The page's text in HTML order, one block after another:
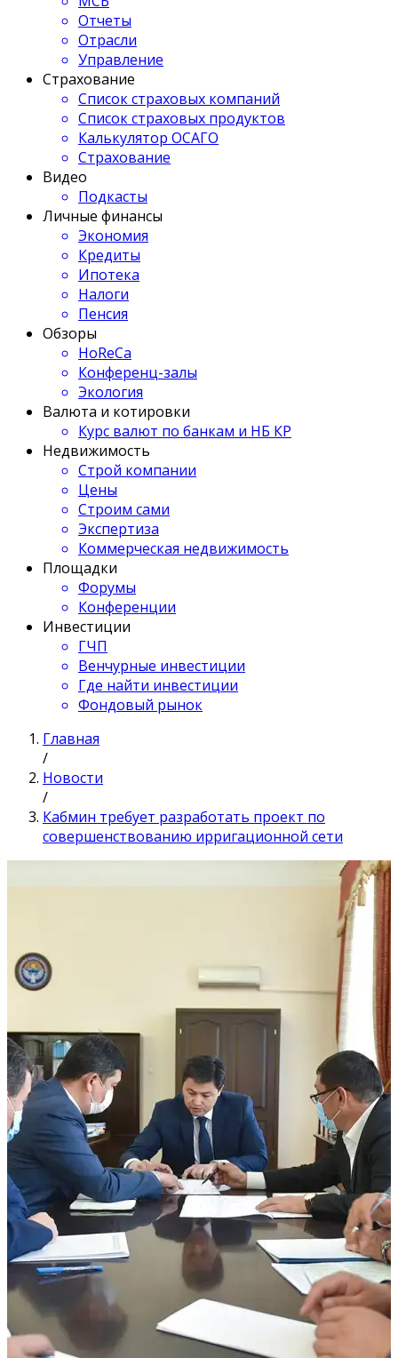
Отчеты
Отрасли
Управление
Страхование
Список страховых компаний
Список страховых продуктов
Калькулятор ОСАГО
Страхование
Видео
Подкасты
Личные финансы
Экономия
Кредиты
Ипотека
Налоги
Пенсия
Обзоры
HoReCa
Конференц-залы
Экология
Валюта и котировки
Курс валют по банкам и НБ КР
Недвижимость
Строй компании
Цены
Строим сами
Экспертиза
Коммерческая недвижимость
Площадки
Форумы
Конференции
Инвестиции
ГЧП
Венчурные инвестиции
Где найти инвестиции
Фондовый рынок
Главная
/
Новости
/
Кабмин требует разработать проект по
совершенствованию ирригационной сети